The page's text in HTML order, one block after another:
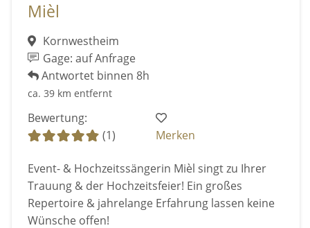
Mièl
Kornwestheim
Gage: auf Anfrage
Antwortet binnen 8h
ca. 39 km entfernt
Bewertung:
(1)
Merken
Event- & Hochzeitssängerin Mièl singt zu Ihrer
Trauung & der Hochzeitsfeier! Ein großes
Repertoire & jahrelange Erfahrung lassen keine
Wünsche offen!